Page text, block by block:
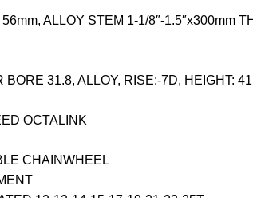
ALLOY STEM 1-1/8″-1.5″x300mm
31.8, ALLOY, RISE:-7D, HEIGHT:
OCTALINK
CHAINWHEEL